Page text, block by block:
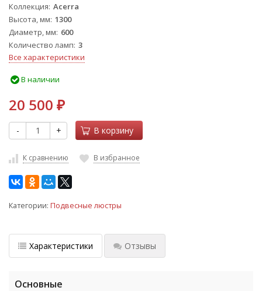
Коллекция Acerra
Высота, мм 1300
Диаметр, мм 600
Количество ламп 3
Все характеристики
В наличии
20 500 ₽
- + В корзину
К сравнению В избранное
Категории: Подвесные люстры
Характеристики Отзывы
Основные